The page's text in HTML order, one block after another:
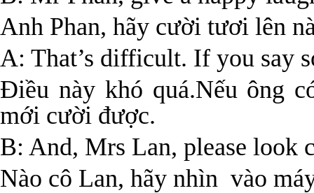
Anh Phan, hãy cười tươi lên
A: That’s difficult. If you say
Điều này khó quá.Nếu ông
mới cười được.
B: And, Mrs Lan, please look
Nào cô Lan, hãy nhìn vào